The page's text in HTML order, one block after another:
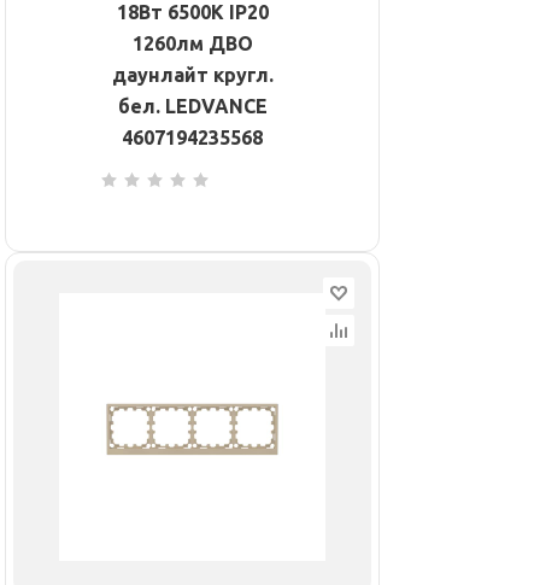
18Вт 6500К IP20
1260лм ДВО
даунлайт кругл.
бел. LEDVANCE
4607194235568